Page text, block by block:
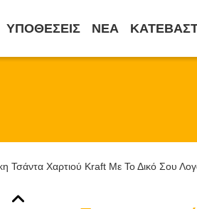
ΥΠΟΘΈΣΕΙΣ ΝΈΑ
Τσάντα Χαρτιού Kraft Με Το Δικό Σου